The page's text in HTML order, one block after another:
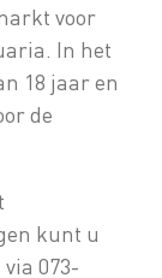
voor
In het
18 jaar en
de
kunt u
073-